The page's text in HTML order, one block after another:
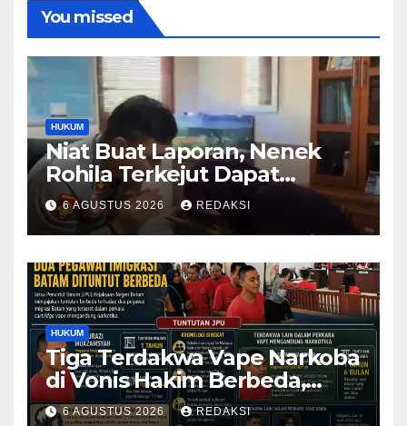
You missed
HUKUM
Niat Buat Laporan, Nenek
Rohila Terkejut Dapat
Bantuan dari Kabid Propam
Kombes Pol Eddwi
6 AGUSTUS 2026 REDAKSI
HUKUM
Tiga Terdakwa Vape Narkoba
di Vonis Hakim Berbeda,
Oknum Pegawai Imigrasi
6 AGUSTUS 2026 REDAKSI